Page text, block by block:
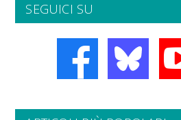
SEGUICI SU